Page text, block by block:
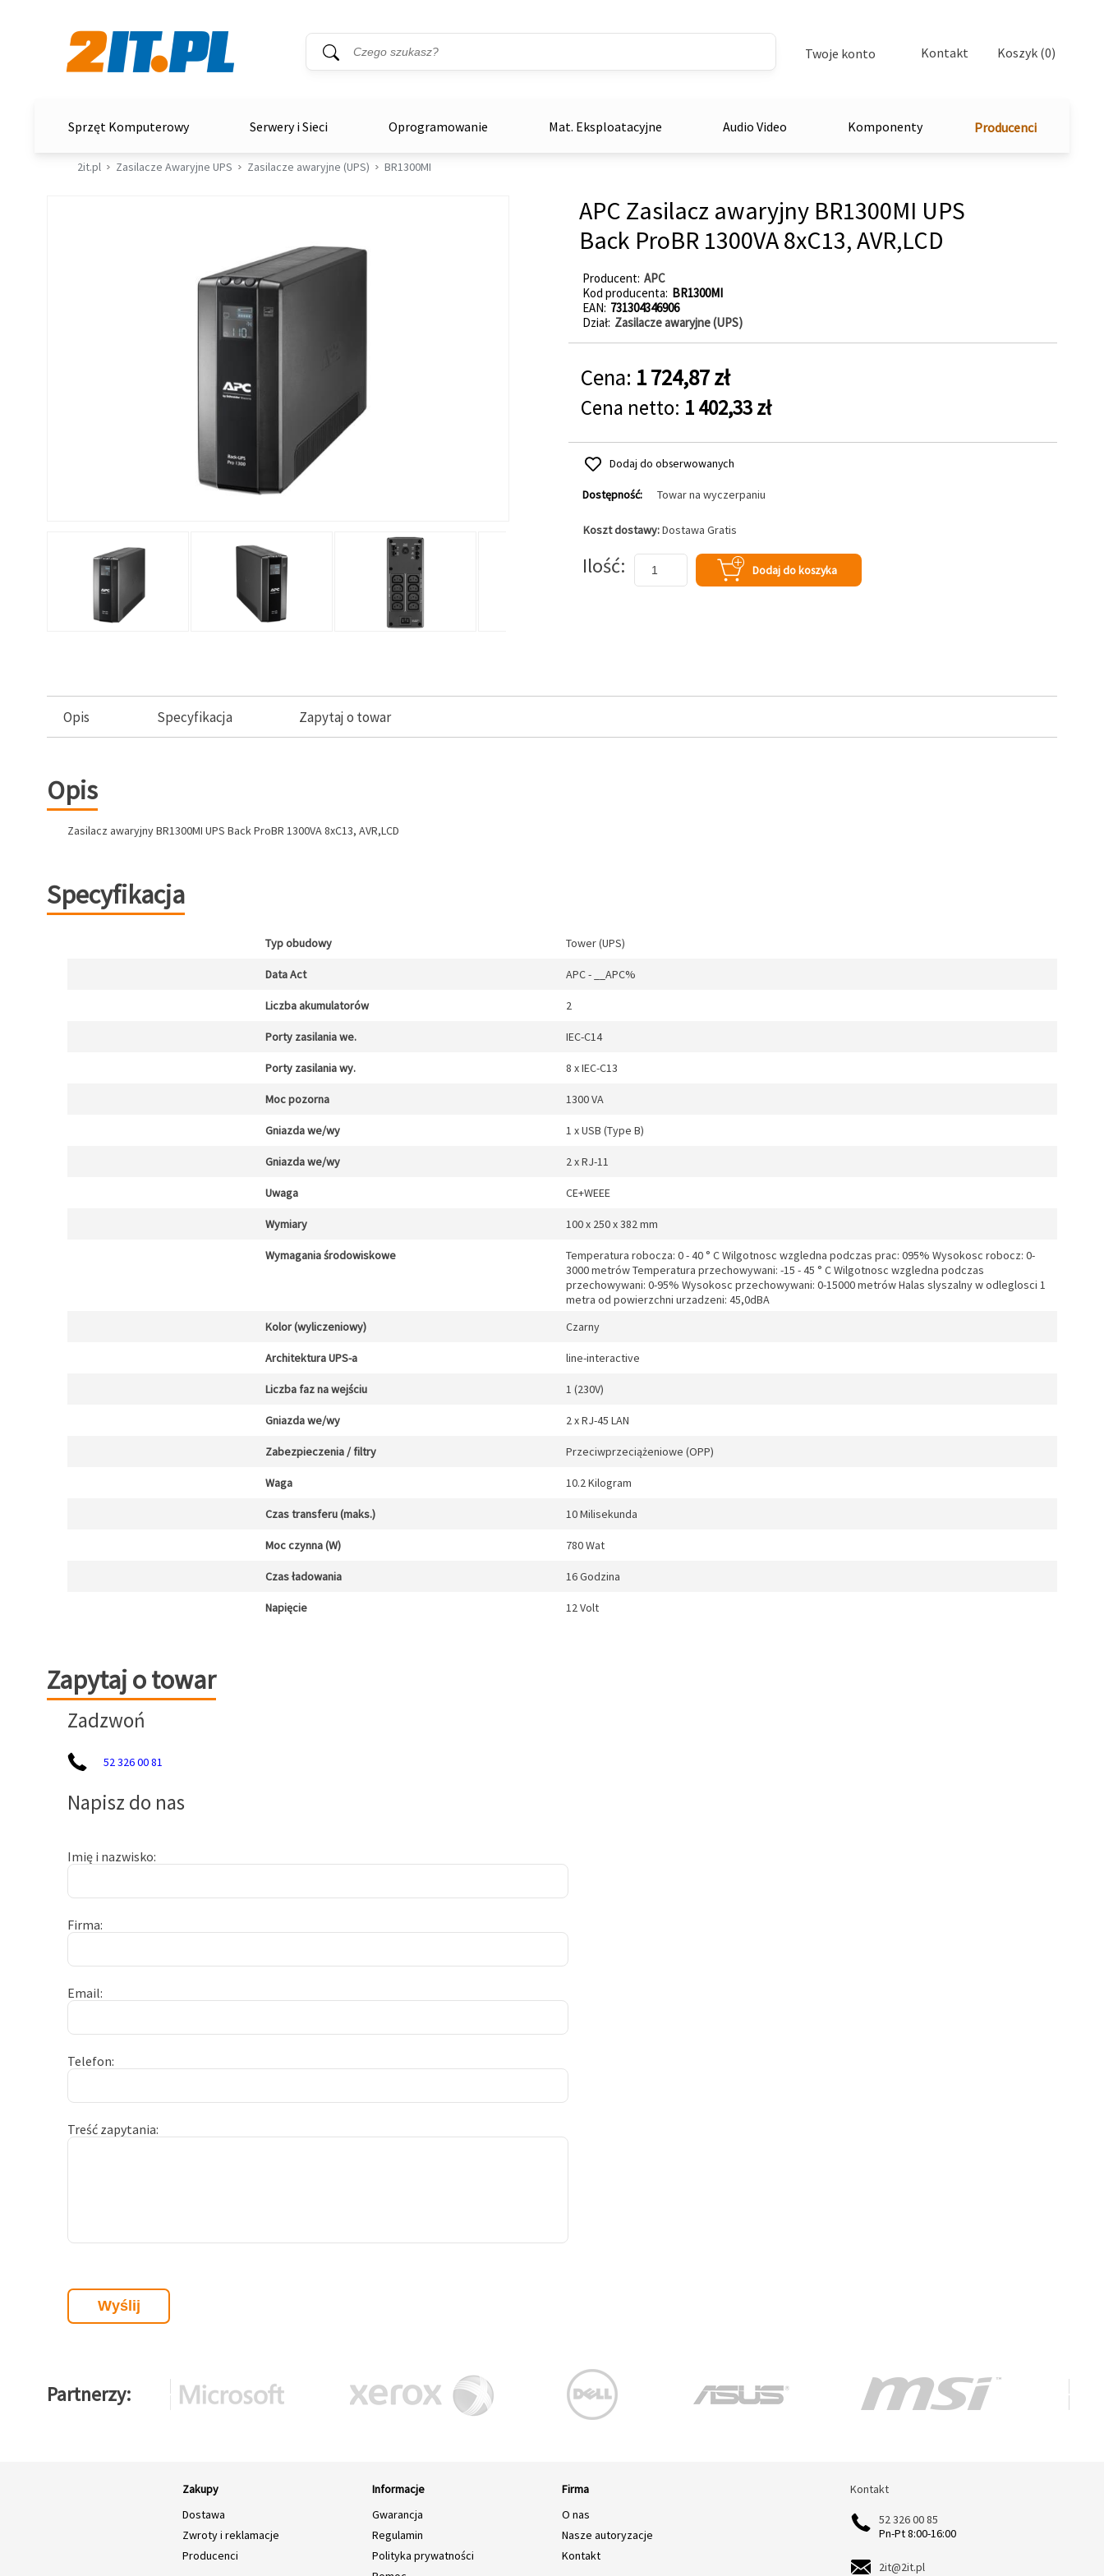
Wyszukiwarka
Słowo kluczowe
Twoje konto Kontakt Koszyk (0)
Sprzęt Komputerowy Serwery i Sieci Oprogramowanie Mat. Eksploatacyjne Audio Video Komponenty Producenci
2it.pl Zasilacze Awaryjne UPS Zasilacze awaryjne (UPS) BR1300MI
APC Zasilacz awaryjny BR1300MI UPS
Back ProBR 1300VA 8xC13, AVR,LCD
Producent APC
Kod producenta BR1300MI
EAN 731304346906
Dział Zasilacze awaryjne (UPS)
Cena: 1 724,87 zł
Cena netto: 1 402,33 zł
Dodaj do obserwowanych
Dostępność: Towar na wyczerpaniu
Koszt dostawy:Dostawa Gratis
Ilość Dodaj do koszyka
Opis Specyfikacja Zapytaj o towar
Opis
Zasilacz awaryjny BR1300MI UPS Back ProBR 1300VA 8xC13, AVR,LCD
Specyfikacja
Typ obudowy Tower (UPS)
Data Act APC - __APC%
Liczba akumulatorów 2
Porty zasilania we. IEC-C14
Porty zasilania wy. 8 x IEC-C13
Moc pozorna 1300 VA
Gniazda we/wy 1 x USB (Type B)
Gniazda we/wy 2 x RJ-11
Uwaga CE+WEEE
Wymiary 100 x 250 x 382 mm
Wymagania środowiskowe
Temperatura robocza: 0 - 40 ° C Wilgotnosc wzgledna podczas prac: 095% Wysokosc robocz: 0-
3000 metrów Temperatura przechowywani: -15 - 45 ° C Wilgotnosc wzgledna podczas
przechowywani: 0-95% Wysokosc przechowywani: 0-15000 metrów Halas slyszalny w odleglosci 1
metra od powierzchni urzadzeni: 45,0dBA
Kolor (wyliczeniowy)
Czarny
Architektura UPS-a line-interactive
Liczba faz na wejściu 1 (230V)
Gniazda we/wy 2 x RJ-45 LAN
Zabezpieczenia / filtry Przeciwprzeciążeniowe (OPP)
Waga 10.2 Kilogram
Czas transferu (maks.) 10 Milisekunda
Moc czynna (W) 780 Wat
Czas ładowania 16 Godzina
Napięcie 12 Volt
Zapytaj o towar
Zapytaj o towar
Zadzwoń
52 326 00 81
Napisz do nas
Imię i nazwisko
Firma
Email
Telefon
Treść zapytania
Partnerzy
Zakupy
Dostawa
Zwroty i reklamacje
Producenci
Informacje
Gwarancja
Regulamin
Polityka prywatności
Firma
O nas
Nasze autoryzacje
Kontakt
Kontakt
Kontakt
52 326 00 85
Pn-Pt 8:00-16:00
2it@2it.pl